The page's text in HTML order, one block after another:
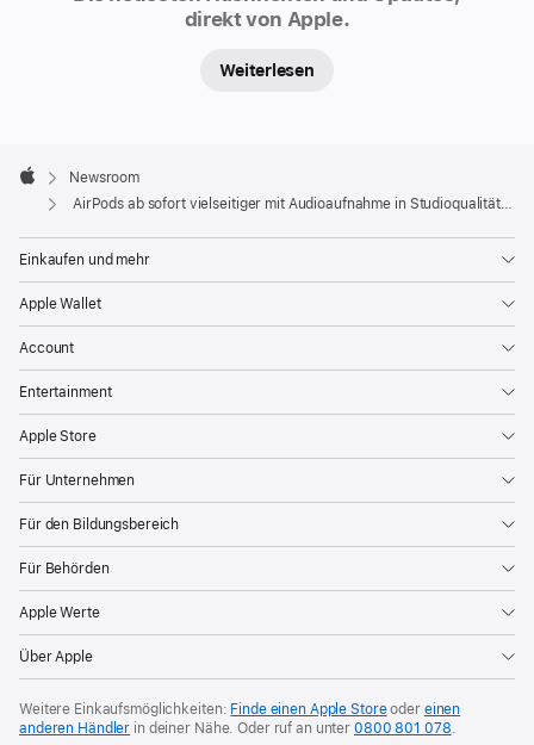
Apple
heute
eine
die
Features
in
Studioqualität
und
Kamera
Fernbedienung
die
mit
direkt von Apple.
Weiterlesen
Footer

Apple
Newsroom
AirPods ab sofort vielseitiger mit Audioaufnahme in Studioqualität und Kamera­ Fernbedienung
Einkaufen und mehr
Apple Wallet
Account
Entertainment
Apple Store
Für Unternehmen
Für den Bildungsbereich
Für Behörden
Apple Werte
Über Apple
Weitere Einkaufsmöglichkeiten: Finde einen Apple Storeoder einen
anderen Händler in deiner Nähe.Oder ruf an unter0800 801 078.